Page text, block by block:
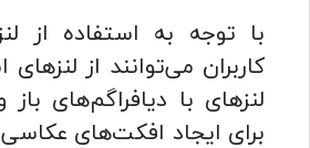
کاربران می‌توانند از لنزهای
لنزهای با دیافراگم‌های
برای ایجاد افکت‌های